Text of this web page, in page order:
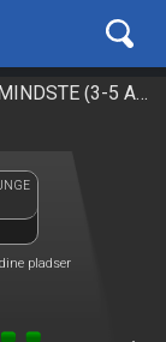
BØRNEBIFFEN - FILM FOR DE MINDSTE (3-5 ÅR)
pladser